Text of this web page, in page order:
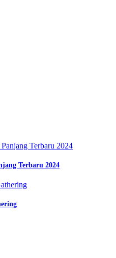
Terbaru 2024